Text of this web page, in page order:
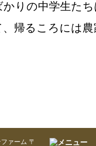
りの中学生た
帰るころには
〒